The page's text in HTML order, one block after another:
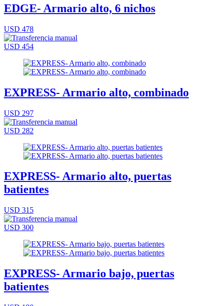
EDGE- Armario alto, 6 nichos
USD 478
USD 454
EXPRESS- Armario alto, combinado
USD 297
USD 282
EXPRESS- Armario alto, puertas
batientes
USD 315
USD 300
EXPRESS- Armario bajo, puertas
batientes